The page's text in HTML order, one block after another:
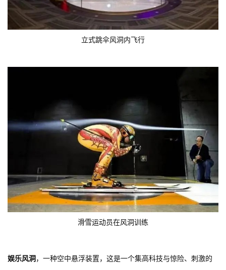
立式跳伞风洞内飞行
滑雪运动员在风洞训练
娱乐风洞 ，一种空中悬浮装置，这是一个集高科技与惊险、刺激的